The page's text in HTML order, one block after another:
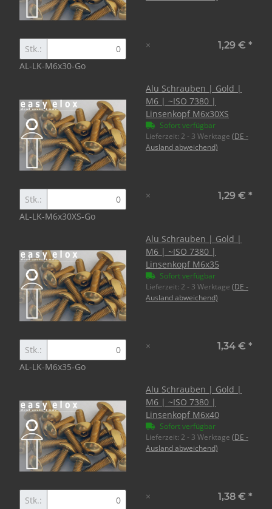
Stk.:
AL-LK-M6x30-Go
× 1,29 € *
Alu Schrauben | Gold |
M6 | ~ISO 7380 |
Linsenkopf M6x30XS
Sofort verfügbar
Lieferzeit: 2 - 3 Werktage (DE -
Ausland abweichend)
Stk.:
AL-LK-M6x30XS-Go
× 1,29 € *
Alu Schrauben | Gold |
M6 | ~ISO 7380 |
Linsenkopf M6x35
Sofort verfügbar
Lieferzeit: 2 - 3 Werktage (DE -
Ausland abweichend)
Stk.:
AL-LK-M6x35-Go
× 1,34 € *
Alu Schrauben | Gold |
M6 | ~ISO 7380 |
Linsenkopf M6x40
Sofort verfügbar
Lieferzeit: 2 - 3 Werktage (DE -
Ausland abweichend)
Stk.:
× 1,38 € *